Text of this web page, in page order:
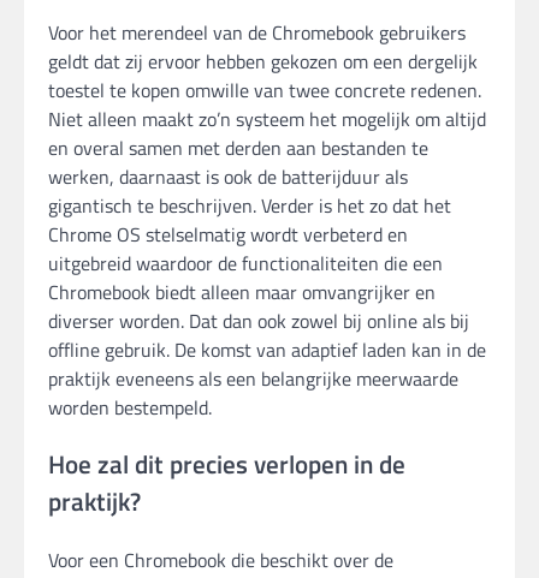
Voor het merendeel van de Chromebook gebruikers
geldt dat zij ervoor hebben gekozen om een dergelijk
toestel te kopen omwille van twee concrete redenen.
Niet alleen maakt zo’n systeem het mogelijk om altijd
en overal samen met derden aan bestanden te
werken, daarnaast is ook de batterijduur als
gigantisch te beschrijven. Verder is het zo dat het
Chrome OS stelselmatig wordt verbeterd en
uitgebreid waardoor de functionaliteiten die een
Chromebook biedt alleen maar omvangrijker en
diverser worden. Dat dan ook zowel bij online als bij
offline gebruik. De komst van adaptief laden kan in de
praktijk eveneens als een belangrijke meerwaarde
worden bestempeld.
Hoe zal dit precies verlopen in de
praktijk?
Voor een Chromebook die beschikt over de